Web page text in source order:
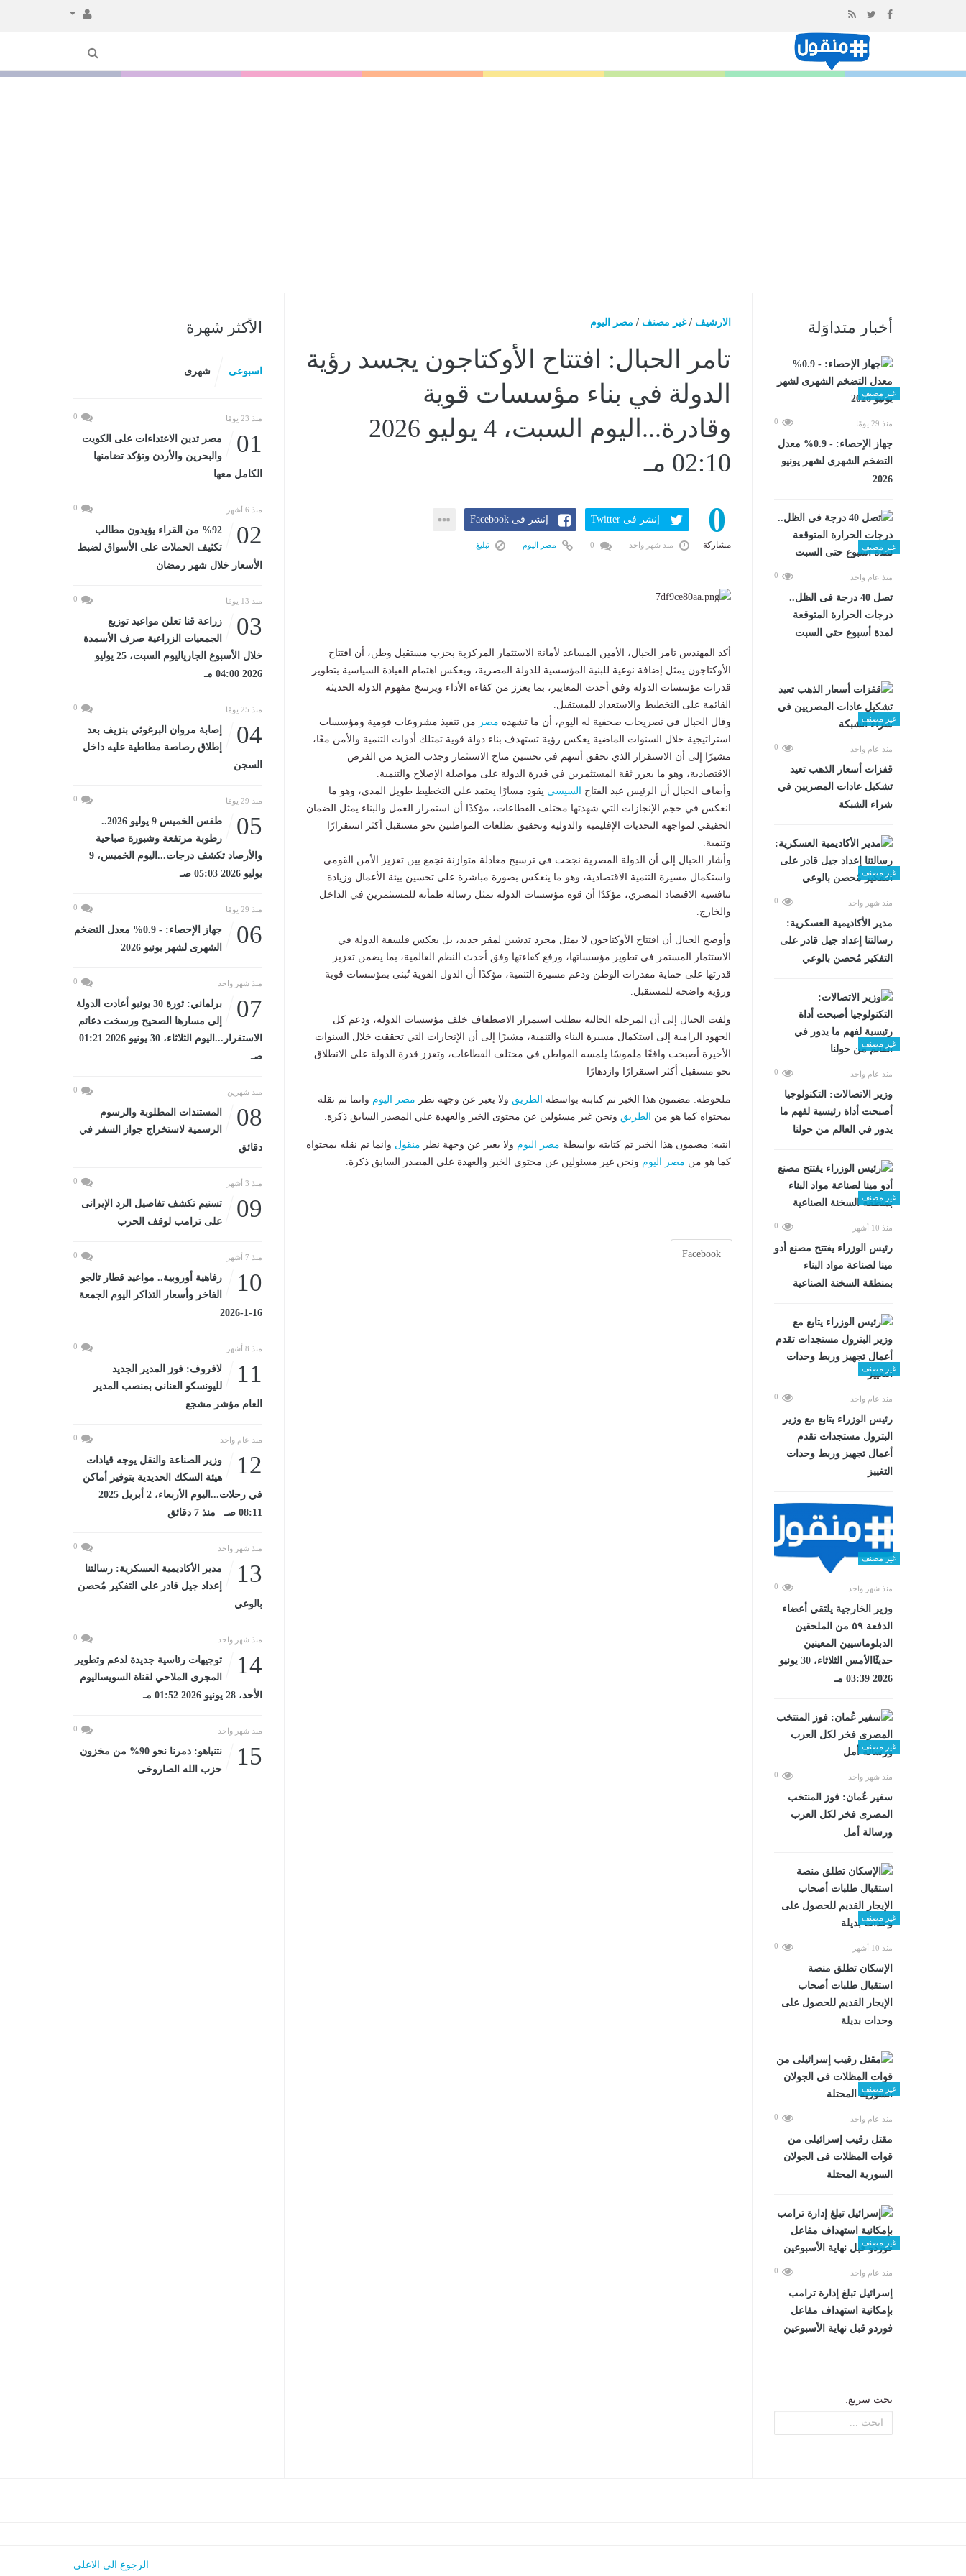
المحتوى
أخبار متداوَلة
غير مصنف
منذ 29 يومًا 0
جهاز الإحصاء: - 0.9% معدل
التضخم الشهرى لشهر يونيو
2026
غير مصنف
منذ عام واحد 0
تصل 40 درجة فى الظل..
درجات الحرارة المتوقعة
لمدة أسبوع حتى السبت
غير مصنف
منذ عام واحد 0
قفزات أسعار الذهب تعيد
تشكيل عادات المصريين في
شراء الشبكة
غير مصنف
منذ شهر واحد 0
مدير الأكاديمية العسكرية:
رسالتنا إعداد جيل قادر على
التفكير مُحصن بالوعي
غير مصنف
منذ عام واحد 0
وزير الاتصالات: التكنولوجيا
أصبحت أداة رئيسية لفهم ما
يدور في العالم من حولنا
غير مصنف
منذ 10 أشهر 0
رئيس الوزراء يفتتح مصنع أدو
مينا لصناعة مواد البناء
بمنطقة السخنة الصناعية
غير مصنف
منذ عام واحد 0
رئيس الوزراء يتابع مع وزير
البترول مستجدات تقدم
أعمال تجهيز وربط وحدات
التغييز
غير مصنف
منذ شهر واحد 0
وزير الخارجية يلتقي أعضاء
الدفعة ٥٩ من الملحقين
الدبلوماسيين المعينين
حديثًاالأمس الثلاثاء، 30 يونيو
2026 03:39 مـ
غير مصنف
منذ شهر واحد 0
سفير عُمان: فوز المنتخب
المصرى فخر لكل العرب
ورسالة أمل
غير مصنف
منذ 10 أشهر 0
الإسكان تطلق منصة
استقبال طلبات أصحاب
الإيجار القديم للحصول على
وحدات بديلة
غير مصنف
منذ عام واحد 0
مقتل رقيب إسرائيلى من
قوات المظلات فى الجولان
السورية المحتلة
غير مصنف
منذ عام واحد 0
إسرائيل تبلغ إدارة ترامب
بإمكانية استهداف مفاعل
فوردو قبل نهاية الأسبوعين
بحث سريع:
الارشيف /غير مصنف / مصر اليوم
تامر الحبال: افتتاح الأوكتاجون يجسد رؤية
الدولة في بناء مؤسسات قوية
وقادرة...اليوم السبت، 4 يوليو 2026
02:10 مـ
0
مشاركة
إنشر فى Twitter إنشر فى Facebook
منذ شهر واحد مصر اليوم تبليغ
أكد المهندس تامر الحبال، الأمين المساعد لأمانة الاستثمار المركزية بحزب مستقبل وطن، أن افتتاح
الأوكتاجون يمثل إضافة نوعية للبنية المؤسسية للدولة المصرية، ويعكس اهتمام القيادة السياسية بتطوير
قدرات مؤسسات الدولة وفق أحدث المعايير، بما يعزز من كفاءة الأداء ويرسخ مفهوم الدولة الحديثة
القائمة على التخطيط والاستعداد للمستقبل.
وقال الحبال في تصريحات صحفية له اليوم، أن ما تشهده مصر من تنفيذ مشروعات قومية ومؤسسات
استراتيجية خلال السنوات الماضية يعكس رؤية تستهدف بناء دولة قوية تمتلك أدوات التنمية والأمن معًا،
مشيرًا إلى أن الاستقرار الذي تحقق أسهم في تحسين مناخ الاستثمار وجذب المزيد من الفرص
الاقتصادية، وهو ما يعزز ثقة المستثمرين في قدرة الدولة على مواصلة الإصلاح والتنمية.
وأضاف الحبال أن الرئيس عبد الفتاح
السيسي يقود مسارًا يعتمد على التخطيط طويل المدى، وهو ما
انعكس في حجم الإنجازات التي شهدتها مختلف القطاعات، مؤكدًا أن استمرار العمل والبناء يمثل الضمان
الحقيقي لمواجهة التحديات الإقليمية والدولية وتحقيق تطلعات المواطنين نحو مستقبل أكثر استقرارًا
وتنمية.
وأشار الحبال إلى أن الدولة المصرية نجحت في ترسيخ معادلة متوازنة تجمع بين تعزيز الأمن القومي
واستكمال مسيرة التنمية الاقتصادية، وهو ما ينعكس بصورة مباشرة على تحسين بيئة الأعمال وزيادة
تنافسية الاقتصاد المصري، مؤكدًا أن قوة مؤسسات الدولة تمثل رسالة طمأنة للمستثمرين في الداخل
والخارج.
وأوضح الحبال أن افتتاح الأوكتاجون لا يمثل مجرد تدشين لمقر جديد، بل يعكس فلسفة الدولة في
الاستثمار المستمر في تطوير مؤسساتها، ورفع كفاءتها وفق أحدث النظم العالمية، بما يضمن تعزيز
قدرتها على حماية مقدرات الوطن ودعم مسيرة التنمية، مؤكدًا أن الدول القوية تُبنى بمؤسسات قوية
ورؤية واضحة للمستقبل.
ولفت الحبال إلى أن المرحلة الحالية تتطلب استمرار الاصطفاف خلف مؤسسات الدولة، ودعم كل
الجهود الرامية إلى استكمال مسيرة البناء والتنمية، مشيرًا إلى أن الإنجازات التي تحققت خلال السنوات
الأخيرة أصبحت واقعًا ملموسًا يلمسه المواطن في مختلف القطاعات، وتعزز قدرة الدولة على الانطلاق
نحو مستقبل أكثر استقرارًا وازدهارًا
ملحوظة: مضمون هذا الخبر تم كتابته بواسطة الطريق ولا يعبر عن وجهة نظر مصر اليوم وانما تم نقله
بمحتواه كما هو من
الطريق ونحن غير مسئولين عن محتوى الخبر والعهدة علي المصدر السابق ذكرة.
انتبه: مضمون هذا الخبر تم كتابته بواسطة مصر اليوم ولا يعبر عن وجهة نظر منقول وانما تم نقله بمحتواه
كما هو من مصر اليوم ونحن غير مسئولين عن محتوى الخبر والعهدة علي المصدر السابق ذكرة.
Facebook
الأكثر شهرة
اسبوعى شهرى
منذ 23 يومًا 0
01
مصر تدين الاعتداءات على الكويت
والبحرين والأردن وتؤكد تضامنها
الكامل معها
منذ 6 أشهر 0
02
%92 من القراء يؤيدون مطالب
تكثيف الحملات على الأسواق لضبط
الأسعار خلال شهر رمضان
منذ 13 يومًا 0
03
زراعة قنا تعلن مواعيد توزيع
الجمعيات الزراعية صرف الأسمدة
خلال الأسبوع الجارياليوم السبت، 25 يوليو
2026 04:00 مـ
منذ 25 يومًا 0
04
إصابة مروان البرغوثي بنزيف بعد
إطلاق رصاصة مطاطية عليه داخل
السجن
منذ 29 يومًا 0
05
طقس الخميس 9 يوليو 2026..
رطوبة مرتفعة وشبورة صباحية
والأرصاد تكشف درجات...اليوم الخميس، 9
يوليو 2026 05:03 صـ
منذ 29 يومًا 0
06
جهاز الإحصاء: - 0.9% معدل التضخم
الشهرى لشهر يونيو 2026
منذ شهر واحد 0
07
برلماني: ثورة 30 يونيو أعادت الدولة
إلى مسارها الصحيح ورسخت دعائم
الاستقرار...اليوم الثلاثاء، 30 يونيو 2026 01:21
صـ
منذ شهرين 0
08
المستندات المطلوبة والرسوم
الرسمية لاستخراج جواز السفر في
دقائق
منذ 3 أشهر 0
09
تسنيم تكشف تفاصيل الرد الإيرانى
على ترامب لوقف الحرب
منذ 7 أشهر 0
10
رفاهية أوروبية.. مواعيد قطار تالجو
الفاخر وأسعار التذاكر اليوم الجمعة
16-1-2026
منذ 8 أشهر 0
11
لافروف: فوز المدير الجديد
لليونسكو العنانى بمنصب المدير
العام مؤشر مشجع
منذ عام واحد 0
12
وزير الصناعة والنقل يوجه قيادات
هيئة السكك الحديدية بتوفير أماكن
في رحلات...اليوم الأربعاء، 2 أبريل 2025
08:11 صـ منذ 7 دقائق
منذ شهر واحد 0
13
مدير الأكاديمية العسكرية: رسالتنا
إعداد جيل قادر على التفكير مُحصن
بالوعي
منذ شهر واحد 0
14
توجيهات رئاسية جديدة لدعم وتطوير
المجرى الملاحي لقناة السويساليوم
الأحد، 28 يونيو 2026 01:52 مـ
منذ شهر واحد 0
15
نتنياهو: دمرنا نحو 90% من مخزون
حزب الله الصاروخى
الرجوع الى الاعلى